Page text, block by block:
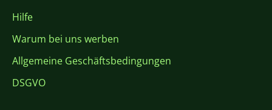
Hilfe
Warum bei uns werben
Allgemeine Geschäftsbedingungen
DSGVO